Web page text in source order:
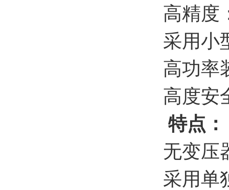
高精度
采用小
高功率
高度安
特点：
无变压
采用单